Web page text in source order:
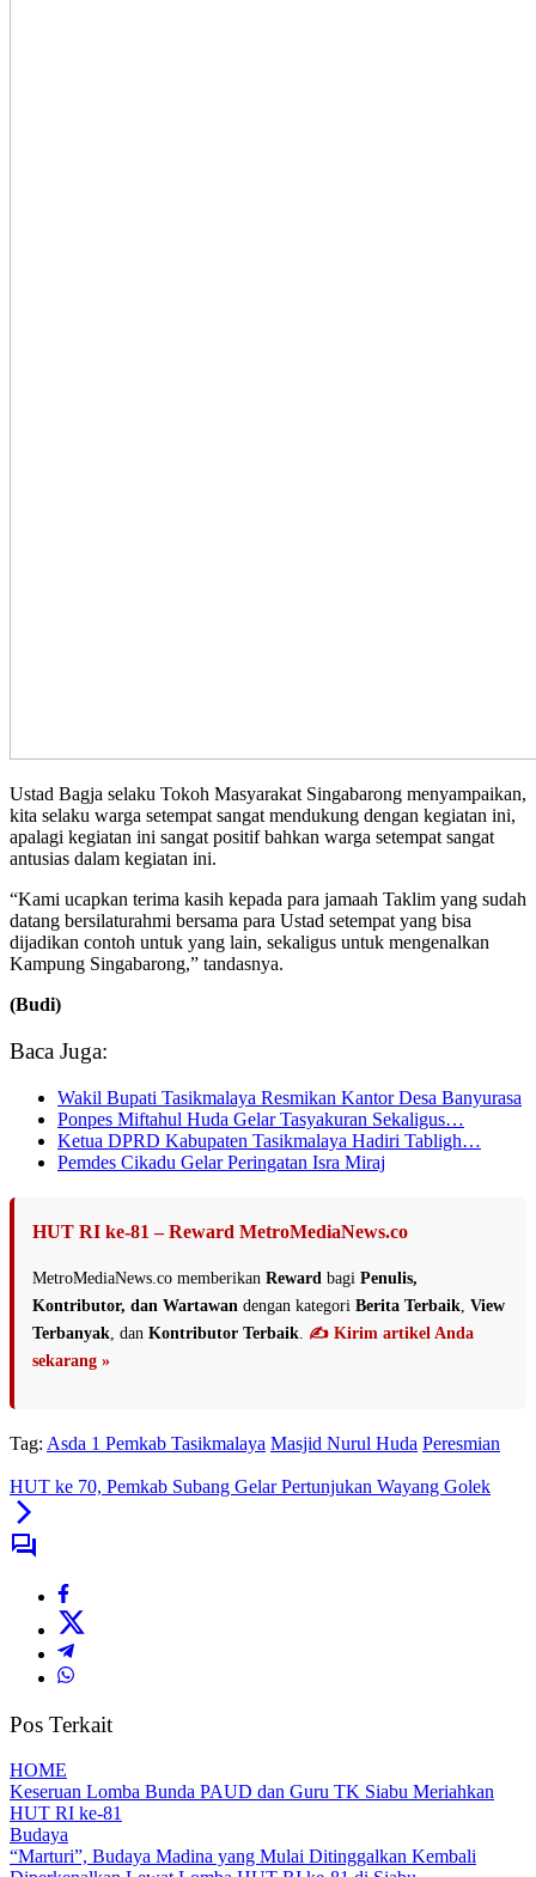
Ustad Bagja selaku Tokoh Masyarakat Singabarong menyampaikan,
kita selaku warga setempat sangat mendukung dengan kegiatan ini,
apalagi kegiatan ini sangat positif bahkan warga setempat sangat
antusias dalam kegiatan ini.
“Kami ucapkan terima kasih kepada para jamaah Taklim yang sudah
datang bersilaturahmi bersama para Ustad setempat yang bisa
dijadikan contoh untuk yang lain, sekaligus untuk mengenalkan
Kampung Singabarong,” tandasnya.
(Budi)
Baca Juga:
Wakil Bupati Tasikmalaya Resmikan Kantor Desa Banyurasa
Ponpes Miftahul Huda Gelar Tasyakuran Sekaligus…
Ketua DPRD Kabupaten Tasikmalaya Hadiri Tabligh…
Pemdes Cikadu Gelar Peringatan Isra Miraj
HUT RI ke-81 – Reward MetroMediaNews.co
MetroMediaNews.co memberikan Reward bagi Penulis,
Kontributor, dan Wartawan dengan kategori Berita Terbaik View
Terbanyak , dan Kontributor Terbaik ✍️ Kirim artikel Anda
sekarang »
Tag: Asda 1 Pemkab Tasikmalaya Masjid Nurul Huda Peresmian
HUT ke 70, Pemkab Subang Gelar Pertunjukan Wayang Golek
Pos Terkait
HOME
Keseruan Lomba Bunda PAUD dan Guru TK Siabu Meriahkan
HUT RI ke-81
Budaya
“Marturi”, Budaya Madina yang Mulai Ditinggalkan Kembali